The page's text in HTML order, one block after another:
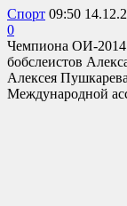
Спорт 09:50
0
Чемпиона ОИ-2014
бобслеистов
Алексея
Международной